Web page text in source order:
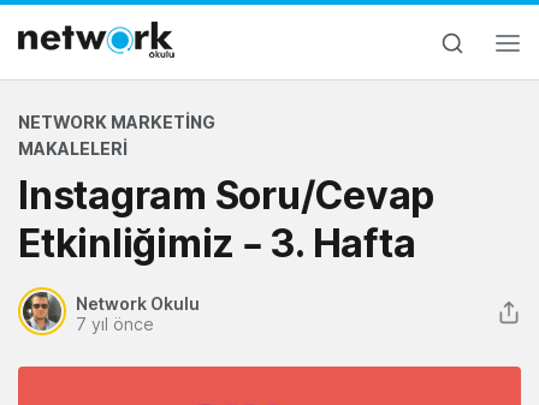
NETWORK MARKETING
MAKALELERI
Instagram Soru/Cevap
Etkinliğimiz – 3. Hafta
Network Okulu
7 yıl önce